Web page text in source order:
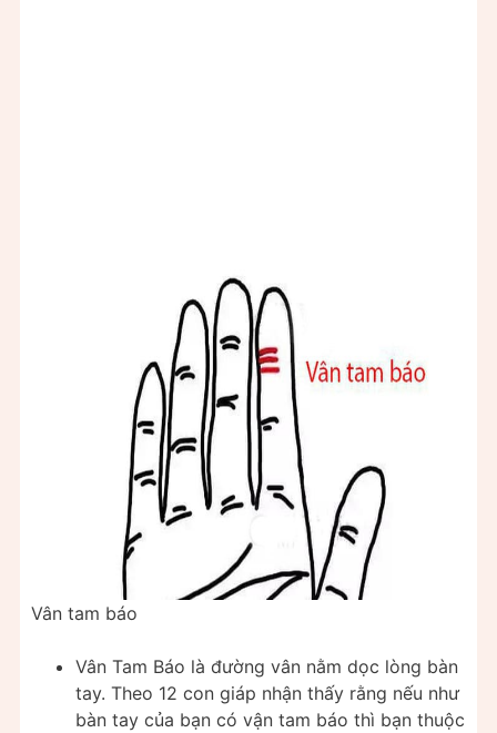
Vân tam báo
Vân Tam Báo là đường vân nằm dọc lòng bàn
tay. Theo 12 con giáp nhận thấy rằng nếu như
bàn tay của bạn có vận tam báo thì bạn thuộc